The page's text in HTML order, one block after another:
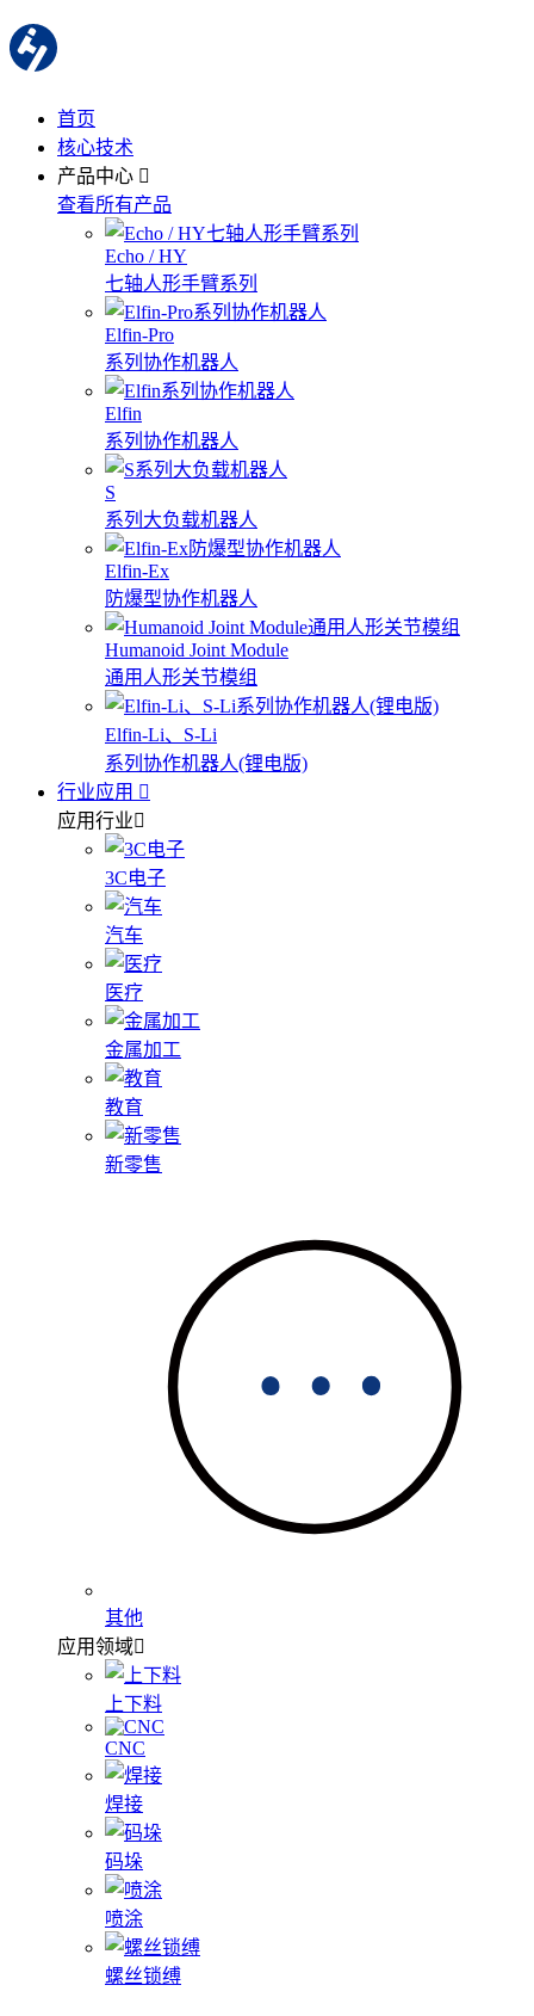
首页
核心技术
产品中心
查看所有产品
Echo / HY
七轴人形手臂系列
Elfin-Pro
系列协作机器人
Elfin
系列协作机器人
S
系列大负载机器人
Elfin-Ex
防爆型协作机器人
Humanoid Joint Module
通用人形关节模组
Elfin-Li、S-Li
系列协作机器人(锂电版)
行业应用
应用行业
3C电子
汽车
医疗
金属加工
教育
新零售
其他
应用领域
上下料
CNC
焊接
码垛
喷涂
螺丝锁缚